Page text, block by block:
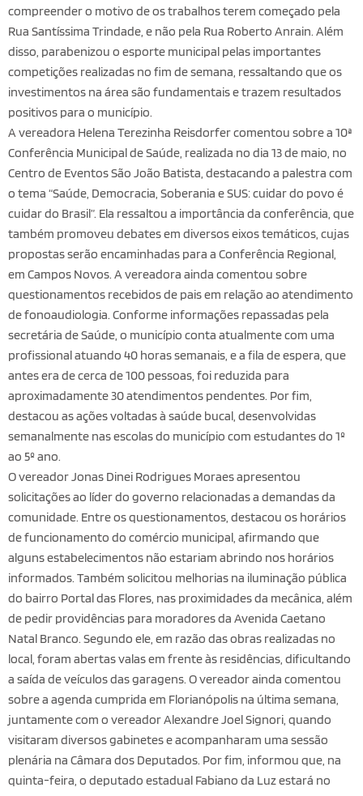
compreender o motivo de os trabalhos terem começado pela
Rua Santíssima Trindade, e não pela Rua Roberto Anrain. Além
disso, parabenizou o esporte municipal pelas importantes
competições realizadas no fim de semana, ressaltando que os
investimentos na área são fundamentais e trazem resultados
positivos para o município.
A vereadora Helena Terezinha Reisdorfer comentou sobre a 10ª
Conferência Municipal de Saúde, realizada no dia 13 de maio, no
Centro de Eventos São João Batista, destacando a palestra com
o tema “Saúde, Democracia, Soberania e SUS: cuidar do povo é
cuidar do Brasil”. Ela ressaltou a importância da conferência, que
também promoveu debates em diversos eixos temáticos, cujas
propostas serão encaminhadas para a Conferência Regional,
em Campos Novos. A vereadora ainda comentou sobre
questionamentos recebidos de pais em relação ao atendimento
de fonoaudiologia. Conforme informações repassadas pela
secretária de Saúde, o município conta atualmente com uma
profissional atuando 40 horas semanais, e a fila de espera, que
antes era de cerca de 100 pessoas, foi reduzida para
aproximadamente 30 atendimentos pendentes. Por fim,
destacou as ações voltadas à saúde bucal, desenvolvidas
semanalmente nas escolas do município com estudantes do 1º
ao 5º ano.
O vereador Jonas Dinei Rodrigues Moraes apresentou
solicitações ao líder do governo relacionadas a demandas da
comunidade. Entre os questionamentos, destacou os horários
de funcionamento do comércio municipal, afirmando que
alguns estabelecimentos não estariam abrindo nos horários
informados. Também solicitou melhorias na iluminação pública
do bairro Portal das Flores, nas proximidades da mecânica, além
de pedir providências para moradores da Avenida Caetano
Natal Branco. Segundo ele, em razão das obras realizadas no
local, foram abertas valas em frente às residências, dificultando
a saída de veículos das garagens. O vereador ainda comentou
sobre a agenda cumprida em Florianópolis na última semana,
juntamente com o vereador Alexandre Joel Signori, quando
visitaram diversos gabinetes e acompanharam uma sessão
plenária na Câmara dos Deputados. Por fim, informou que, na
quinta-feira, o deputado estadual Fabiano da Luz estará no